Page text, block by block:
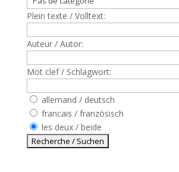
Plein texte / Volltext:
Auteur / Autor:
Mot clef / Schlagwort:
allemand / deutsch
francais / französisch
les deux / beide